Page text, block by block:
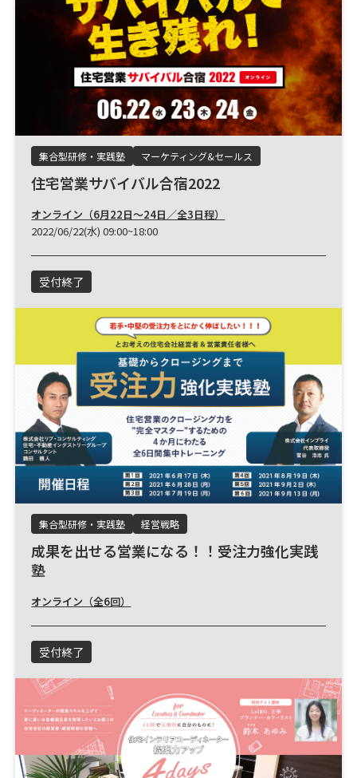
集合型研修・実践塾 マーケティング&セールス
住宅営業サバイバル合宿2022
オンライン（6月22日～24日／全3日程）
2022/06/22(水) 09:00~18:00
受付終了
集合型研修・実践塾 経営戦略
成果を出せる営業になる！！受注力強化実践
塾
オンライン（全6回）
受付終了